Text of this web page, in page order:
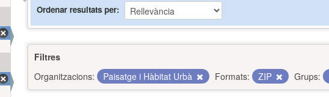
Ordenar resultats per
Filtres
Organitzacions:
Paisatge i Hàbitat Urbà Formats: ZIP Grups: